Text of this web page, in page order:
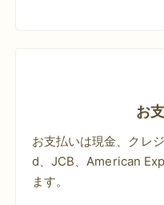
お
お支払いは現金、クレ
d、JCB、American
ます。